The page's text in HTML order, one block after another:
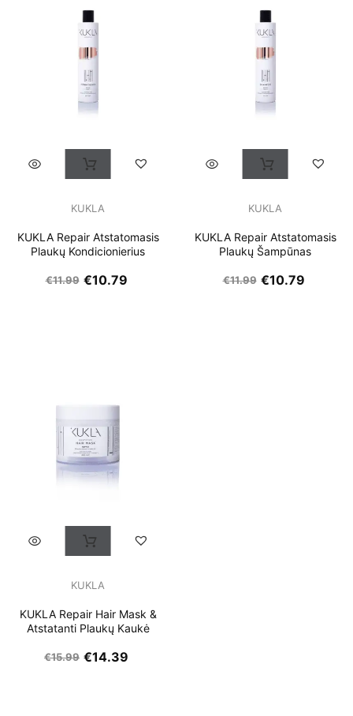
KUKLA
KUKLA Repair Atstatomasis
Plaukų Kondicionierius
€11.99 €10.79
KUKLA
KUKLA Repair Atstatomasis
Plaukų Šampūnas
€11.99 €10.79
KUKLA
KUKLA Repair Hair Mask &
Atstatanti Plaukų Kaukė
€15.99 €14.39